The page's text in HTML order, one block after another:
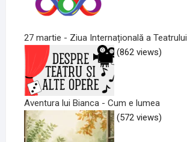
27 martie - Ziua Internațională a Teatrului
(862 views)
Aventura lui Bianca - Cum e lumea
(572 views)